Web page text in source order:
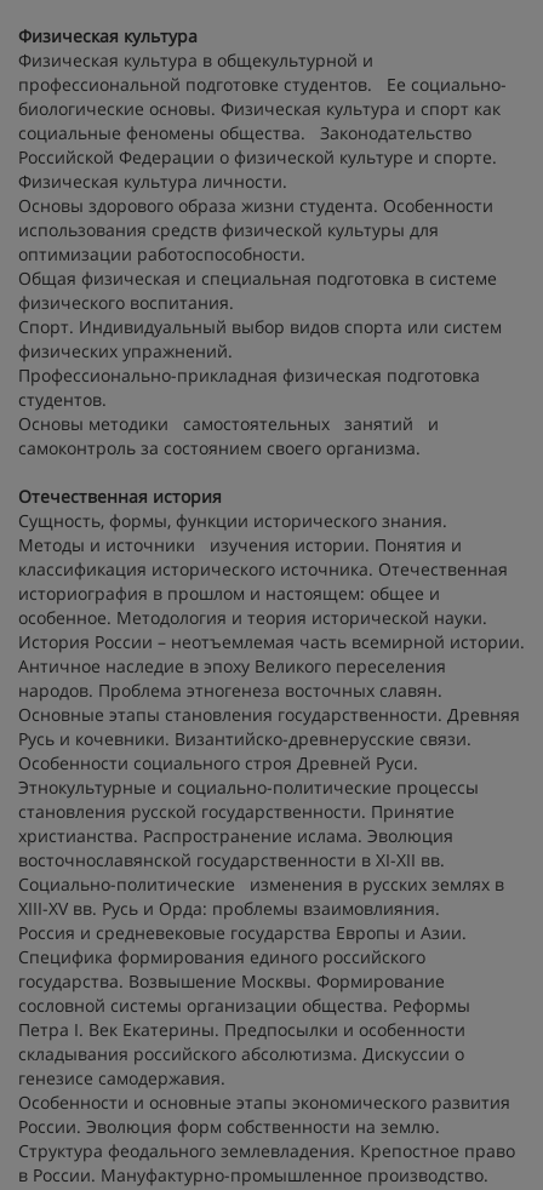
Физическая культура
Физическая культура в общекультурной и
профессиональной подготовке студентов. Ее социально-
биологические основы. Физическая культура и спорт как
социальные феномены общества. Законодательство
Российской Федерации о физической культуре и спорте.
Физическая культура личности.
Основы здорового образа жизни студента. Особенности
использования средств физической культуры для
оптимизации работоспособности.
Общая физическая и специальная подготовка в системе
физического воспитания.
Спорт. Индивидуальный выбор видов спорта или систем
физических упражнений.
Профессионально-прикладная физическая подготовка
студентов.
Основы методики самостоятельных занятий и
самоконтроль за состоянием своего организма.
Отечественная история
Сущность, формы, функции исторического знания.
Методы и источники изучения истории. Понятия и
классификация исторического источника. Отечественная
историография в прошлом и настоящем: общее и
особенное. Методология и теория исторической науки.
История России – неотъемлемая часть всемирной истории.
Античное наследие в эпоху Великого переселения
народов. Проблема этногенеза восточных славян.
Основные этапы становления государственности. Древняя
Русь и кочевники. Византийско-древнерусские связи.
Особенности социального строя Древней Руси.
Этнокультурные и социально-политические процессы
становления русской государственности. Принятие
христианства. Распространение ислама. Эволюция
восточнославянской государственности в XI-XII вв.
Социально-политические изменения в русских землях в
XIII-XV вв. Русь и Орда: проблемы взаимовлияния.
Россия и средневековые государства Европы и Азии.
Специфика формирования единого российского
государства. Возвышение Москвы. Формирование
сословной системы организации общества. Реформы
Петра I. Век Екатерины. Предпосылки и особенности
складывания российского абсолютизма. Дискуссии о
генезисе самодержавия.
Особенности и основные этапы экономического развития
России. Эволюция форм собственности на землю.
Структура феодального землевладения. Крепостное право
в России. Мануфактурно-промышленное производство.